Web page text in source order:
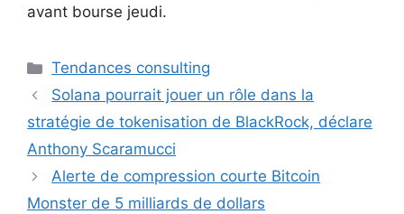
avant bourse jeudi.
Catégories
Tendances consulting
Solana pourrait jouer un rôle dans la
stratégie de tokenisation de BlackRock, déclare
Anthony Scaramucci
Alerte de compression courte Bitcoin
Monster de 5 milliards de dollars